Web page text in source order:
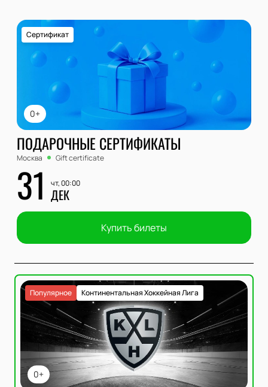
0+
Сертификат
ПОДАРОЧНЫЕ СЕРТИФИКАТЫ
Москва Gift certificate
31 чт, 00:00
ДЕК
Купить билеты
0+
Континентальная Хоккейная Лига
Популярное